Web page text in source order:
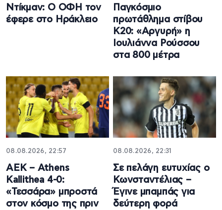
Ντίκμαν: Ο ΟΦΗ τον
έφερε στο Ηράκλειο
Παγκόσμιο
πρωτάθλημα στίβου
Κ20: «Αργυρή» η
Ιουλιάννα Ρούσσου
στα 800 μέτρα
08.08.2026, 22:57
ΑΕΚ – Athens
Kallithea 4-0:
«Τεσσάρα» μπροστά
στον κόσμο της πριν
08.08.2026, 22:31
Σε πελάγη ευτυχίας ο
Κωνσταντέλιας –
Έγινε μπαμπάς για
δεύτερη φορά